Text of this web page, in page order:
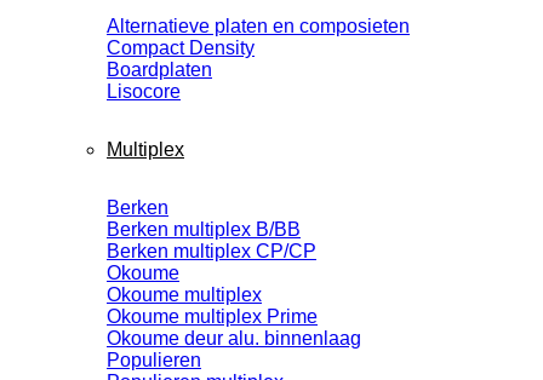
Alternatieve platen en composieten
Compact Density
Boardplaten
Lisocore
Multiplex
Berken
Berken multiplex B/BB
Berken multiplex CP/CP
Okoume
Okoume multiplex
Okoume multiplex Prime
Okoume deur alu. binnenlaag
Populieren